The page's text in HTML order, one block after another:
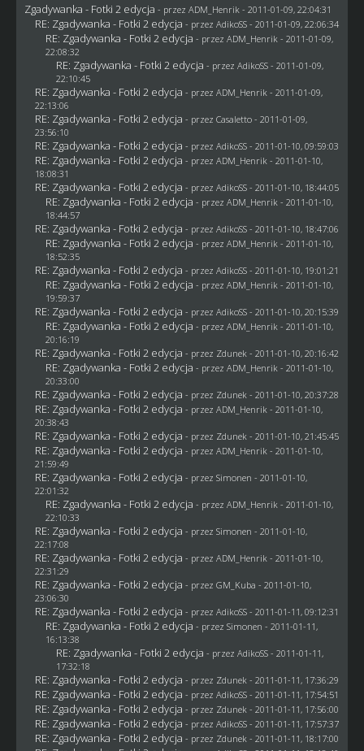
Zgadywanka - Fotki 2 edycja - przez ADM_Henrik - 2011-01-09, 22:04:31
RE: Zgadywanka - Fotki 2 edycja - przez AdikoSS - 2011-01-09, 22:06:34
RE: Zgadywanka - Fotki 2 edycja - przez ADM_Henrik - 2011-01-09,
22:08:32
RE: Zgadywanka - Fotki 2 edycja - przez AdikoSS - 2011-01-09,
22:10:45
RE: Zgadywanka - Fotki 2 edycja - przez ADM_Henrik - 2011-01-09,
22:13:06
RE: Zgadywanka - Fotki 2 edycja - przez Casaletto- 2011-01-09,
23:56:10
RE: Zgadywanka - Fotki 2 edycja - przez AdikoSS - 2011-01-10, 09:59:03
RE: Zgadywanka - Fotki 2 edycja - przez ADM_Henrik - 2011-01-10,
18:08:31
RE: Zgadywanka - Fotki 2 edycja - przez AdikoSS - 2011-01-10, 18:44:05
RE: Zgadywanka - Fotki 2 edycja - przez ADM_Henrik - 2011-01-10,
18:44:57
RE: Zgadywanka - Fotki 2 edycja - przez AdikoSS - 2011-01-10, 18:47:06
RE: Zgadywanka - Fotki 2 edycja - przez ADM_Henrik - 2011-01-10,
18:52:35
RE: Zgadywanka - Fotki 2 edycja - przez AdikoSS - 2011-01-10, 19:01:21
RE: Zgadywanka - Fotki 2 edycja - przez ADM_Henrik - 2011-01-10,
19:59:37
RE: Zgadywanka - Fotki 2 edycja - przez AdikoSS - 2011-01-10, 20:15:39
RE: Zgadywanka - Fotki 2 edycja - przez ADM_Henrik - 2011-01-10,
20:16:19
RE: Zgadywanka - Fotki 2 edycja - przez Zdunek - 2011-01-10, 20:16:42
RE: Zgadywanka - Fotki 2 edycja - przez ADM_Henrik - 2011-01-10,
20:33:00
RE: Zgadywanka - Fotki 2 edycja - przez Zdunek - 2011-01-10, 20:37:28
RE: Zgadywanka - Fotki 2 edycja - przez ADM_Henrik - 2011-01-10,
20:38:43
RE: Zgadywanka - Fotki 2 edycja - przez Zdunek - 2011-01-10, 21:45:45
RE: Zgadywanka - Fotki 2 edycja - przez ADM_Henrik - 2011-01-10,
21:59:49
RE: Zgadywanka - Fotki 2 edycja - przez Simonen - 2011-01-10,
22:01:32
RE: Zgadywanka - Fotki 2 edycja - przez ADM_Henrik - 2011-01-10,
22:10:33
RE: Zgadywanka - Fotki 2 edycja - przez Simonen - 2011-01-10,
22:17:08
RE: Zgadywanka - Fotki 2 edycja - przez ADM_Henrik - 2011-01-10,
22:31:29
RE: Zgadywanka - Fotki 2 edycja - przez GM_Kuba - 2011-01-10,
23:06:30
RE: Zgadywanka - Fotki 2 edycja - przez AdikoSS - 2011-01-11, 09:12:31
RE: Zgadywanka - Fotki 2 edycja - przez Simonen - 2011-01-11,
16:13:38
RE: Zgadywanka - Fotki 2 edycja - przez AdikoSS - 2011-01-11,
17:32:18
RE: Zgadywanka - Fotki 2 edycja - przez Zdunek - 2011-01-11, 17:36:29
RE: Zgadywanka - Fotki 2 edycja - przez AdikoSS - 2011-01-11, 17:54:51
RE: Zgadywanka - Fotki 2 edycja - przez Zdunek - 2011-01-11, 17:56:00
RE: Zgadywanka - Fotki 2 edycja - przez AdikoSS - 2011-01-11, 17:57:37
RE: Zgadywanka - Fotki 2 edycja - przez Zdunek - 2011-01-11, 18:17:00